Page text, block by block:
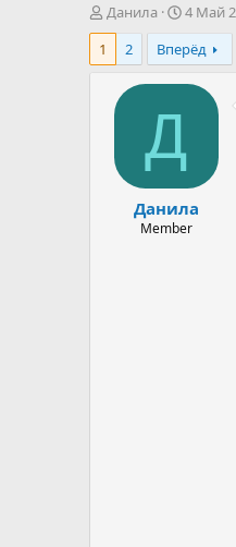
А
в
о
ы
Данила
Д
а
т
а
н
а
л
а
4 Май
1
2 Вперёд
Д
Данила
Member